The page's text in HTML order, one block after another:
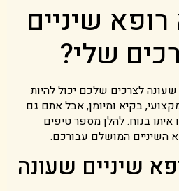
שיניים
שלי?
לצרכים שלכם יכול להיות
בקיא ומיומן, אבל אתם גם
בנוח. להלן מספר טיפים
השיניים המושלם עבורכם.
שיניים שעונה